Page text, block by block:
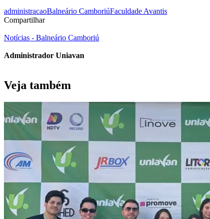
administracaoBalneário CamboriúFaculdade Avantis
Compartilhar
Notícias - Balneário Camboriú
Administrador Uniavan
Veja também